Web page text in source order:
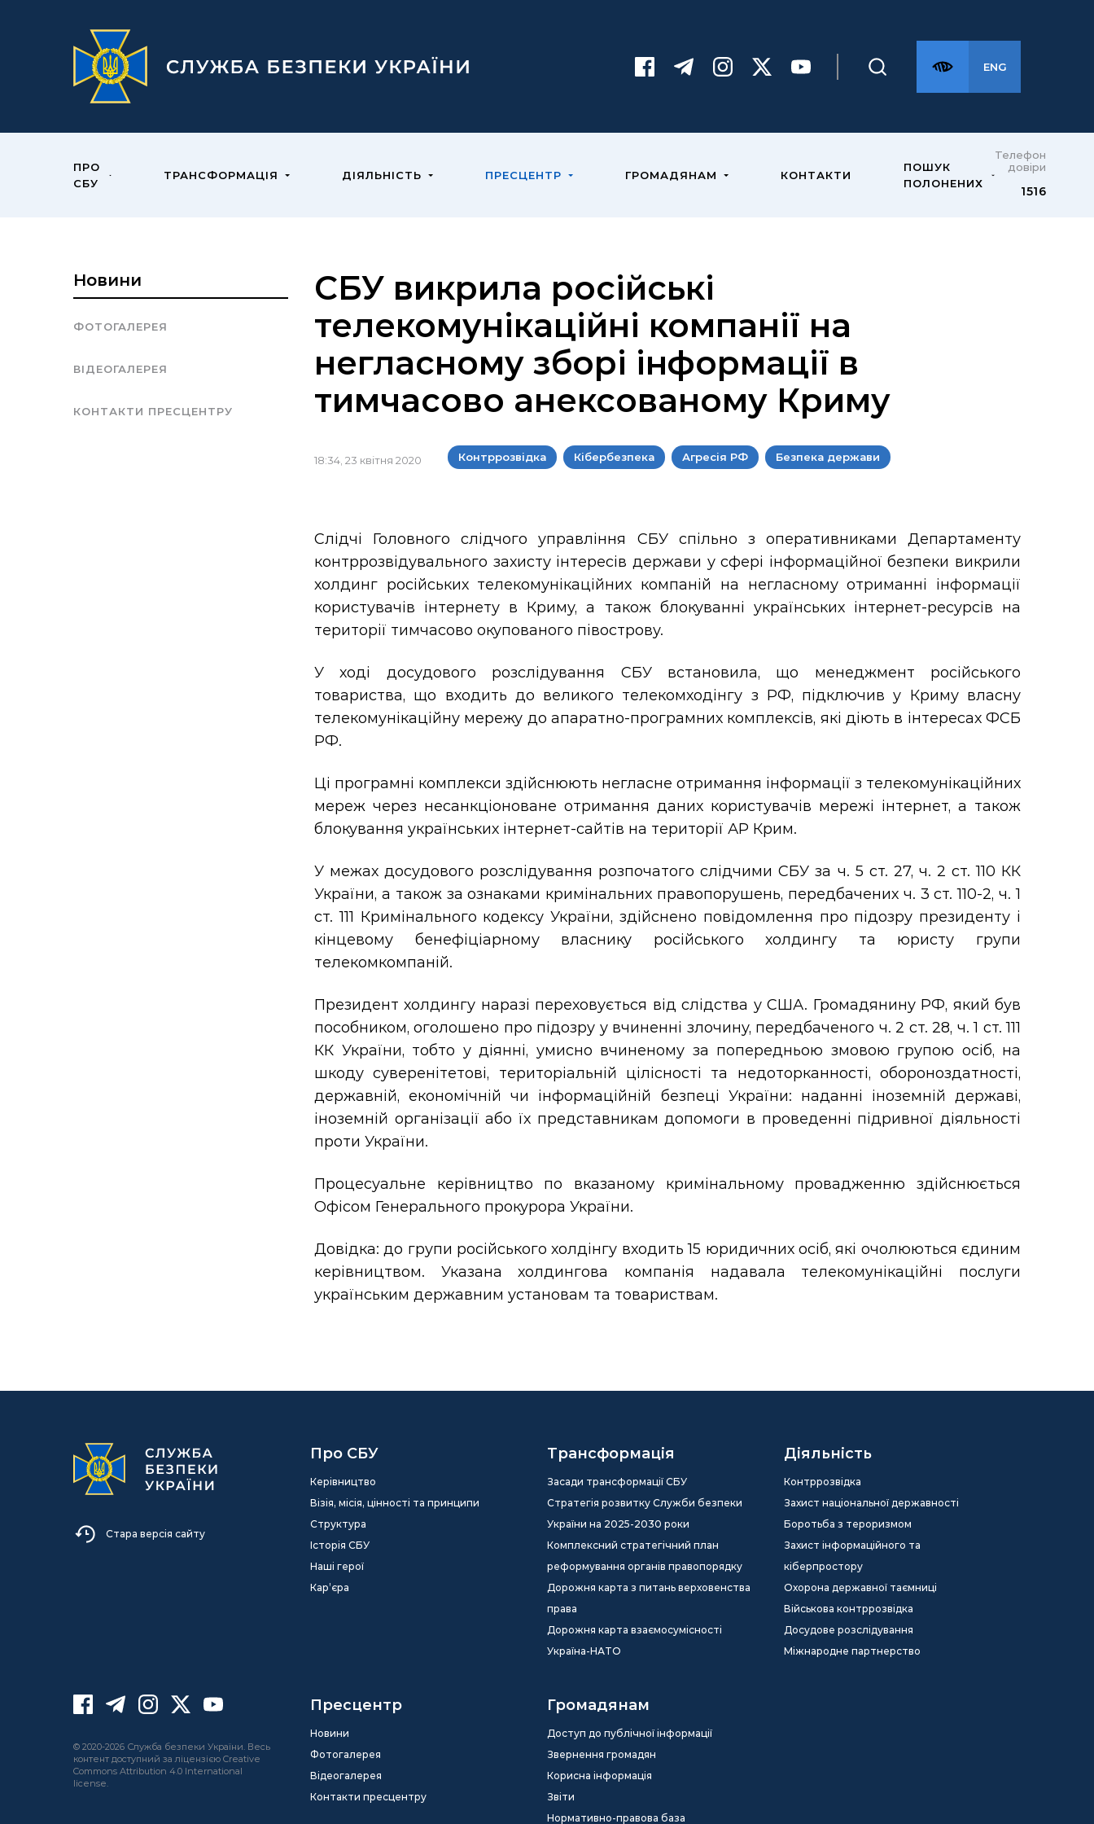
ENG
ПРО
СБУ
ТРАНСФОРМАЦІЯ ДІЯЛЬНІСТЬ ПРЕСЦЕНТР ГРОМАДЯНАМ КОНТАКТИ
ПОШУК
ПОЛОНЕНИХ
Телефон
довіри
1516
Новини
ФОТОГАЛЕРЕЯ
ВІДЕОГАЛЕРЕЯ
КОНТАКТИ ПРЕСЦЕНТРУ
СБУ викрила російські
телекомунікаційні компанії на
негласному зборі інформації в
тимчасово анексованому Криму
18:34, 23 квітня 2020 Контррозвідка Кібербезпека Агресія РФ Безпека держави
Слідчі Головного слідчого управління СБУ спільно з оперативниками Департаменту
контррозвідувального захисту інтересів держави у сфері інформаційної безпеки викрили
холдинг російських телекомунікаційних компаній на негласному отриманні інформації
користувачів інтернету в Криму, а також блокуванні українських інтернет-ресурсів на
території тимчасово окупованого півострову.
У ході досудового розслідування СБУ встановила, що менеджмент російського
товариства, що входить до великого телекомходінгу з РФ, підключив у Криму власну
телекомунікаційну мережу до апаратно-програмних комплексів, які діють в інтересах ФСБ
РФ.
Ці програмні комплекси здійснюють негласне отримання інформації з телекомунікаційних
мереж через несанкціоноване отримання даних користувачів мережі інтернет, а також
блокування українських інтернет-сайтів на території АР Крим.
У межах досудового розслідування розпочатого слідчими СБУ за ч. 5 ст. 27, ч. 2 ст. 110 КК
України, а також за ознаками кримінальних правопорушень, передбачених ч. 3 ст. 110-2, ч. 1
ст. 111 Кримінального кодексу України, здійснено повідомлення про підозру президенту і
кінцевому бенефіціарному власнику російського холдингу та юристу групи
телекомкомпаній.
Президент холдингу наразі переховується від слідства у США. Громадянину РФ, який був
пособником, оголошено про підозру у вчиненні злочину, передбаченого ч. 2 ст. 28, ч. 1 ст. 111
КК України, тобто у діянні, умисно вчиненому за попередньою змовою групою осіб, на
шкоду суверенітетові, територіальній цілісності та недоторканності, обороноздатності,
державній, економічній чи інформаційній безпеці України: наданні іноземній державі,
іноземній організації або їх представникам допомоги в проведенні підривної діяльності
проти України.
Процесуальне керівництво по вказаному кримінальному провадженню здійснюється
Офісом Генерального прокурора України.
Довідка: до групи російського холдінгу входить 15 юридичних осіб, які очолюються єдиним
керівництвом. Указана холдингова компанія надавала телекомунікаційні послуги
українським державним установам та товариствам.
Стара версія сайту
Про СБУ
Керівництво
Візія, місія, цінності та принципи
Структура
Історія СБУ
Наші герої
Кар’єра
Трансформація
Засади трансформації СБУ
Стратегія розвитку Служби безпеки
України на 2025-2030 роки
Комплексний стратегічний план
реформування органів правопорядку
Дорожня карта з питань верховенства
права
Дорожня карта взаємосумісності
Україна-НАТО
Діяльність
Контррозвідка
Захист національної державності
Боротьба з тероризмом
Захист інформаційного та
кіберпростору
Охорона державної таємниці
Військова контррозвідка
Досудове розслідування
Міжнародне партнерство
Пресцентр
Новини
Фотогалерея
Відеогалерея
Контакти пресцентру
Громадянам
Доступ до публічної інформації
Звернення громадян
Корисна інформація
Звіти
Нормативно-правова база
© 2020-2026 Служба безпеки України. Весь
контент доступний за ліцензією Creative
Commons Attribution 4.0 International
license.